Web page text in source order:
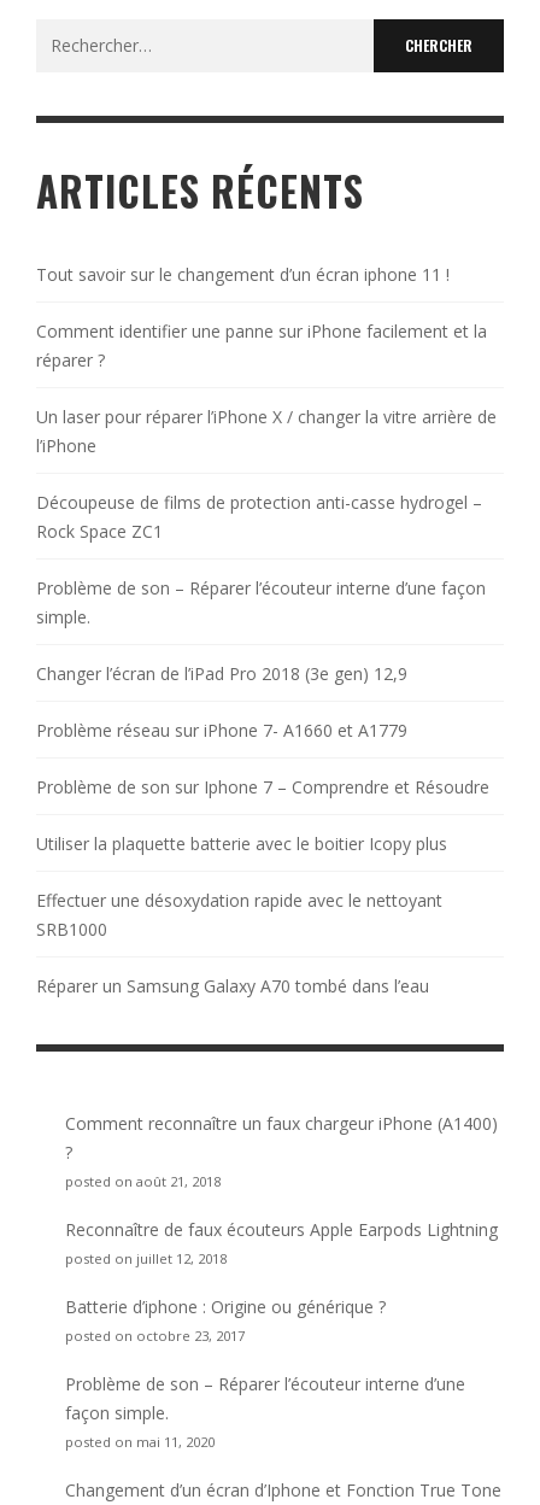
ARTICLES RÉCENTS
Tout savoir sur le changement d’un écran iphone 11 !
Comment identifier une panne sur iPhone facilement et la
réparer ?
Un laser pour réparer l’iPhone X / changer la vitre arrière de
l’iPhone
Découpeuse de films de protection anti-casse hydrogel –
Rock Space ZC1
Problème de son – Réparer l’écouteur interne d’une façon
simple.
Changer l’écran de l’iPad Pro 2018 (3e gen) 12,9
Problème réseau sur iPhone 7- A1660 et A1779
Problème de son sur Iphone 7 – Comprendre et Résoudre
Utiliser la plaquette batterie avec le boitier Icopy plus
Effectuer une désoxydation rapide avec le nettoyant
SRB1000
Réparer un Samsung Galaxy A70 tombé dans l’eau
Comment reconnaître un faux chargeur iPhone (A1400)
?
posted on août 21, 2018
Reconnaître de faux écouteurs Apple Earpods Lightning
posted on juillet 12, 2018
Batterie d’iphone : Origine ou générique ?
posted on octobre 23, 2017
Problème de son – Réparer l’écouteur interne d’une
façon simple.
posted on mai 11, 2020
Changement d’un écran d’Iphone et Fonction True Tone